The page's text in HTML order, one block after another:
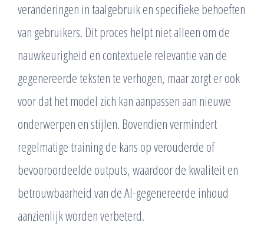
veranderingen in taalgebruik en specifieke behoeften
van gebruikers. Dit proces helpt niet alleen om de
nauwkeurigheid en contextuele relevantie van de
gegenereerde teksten te verhogen, maar zorgt er ook
voor dat het model zich kan aanpassen aan nieuwe
onderwerpen en stijlen. Bovendien vermindert
regelmatige training de kans op verouderde of
bevooroordeelde outputs, waardoor de kwaliteit en
betrouwbaarheid van de AI-gegenereerde inhoud
aanzienlijk worden verbeterd.